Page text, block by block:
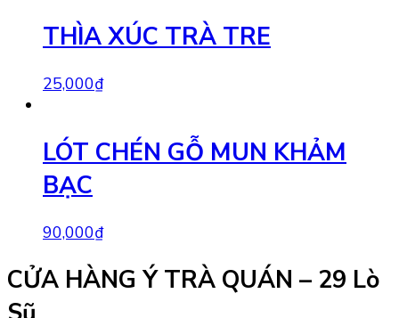
THÌA XÚC TRÀ TRE
25,000₫
LÓT CHÉN GỖ MUN KHẢM
BẠC
90,000₫
CỬA HÀNG Ý TRÀ QUÁN – 29 Lò